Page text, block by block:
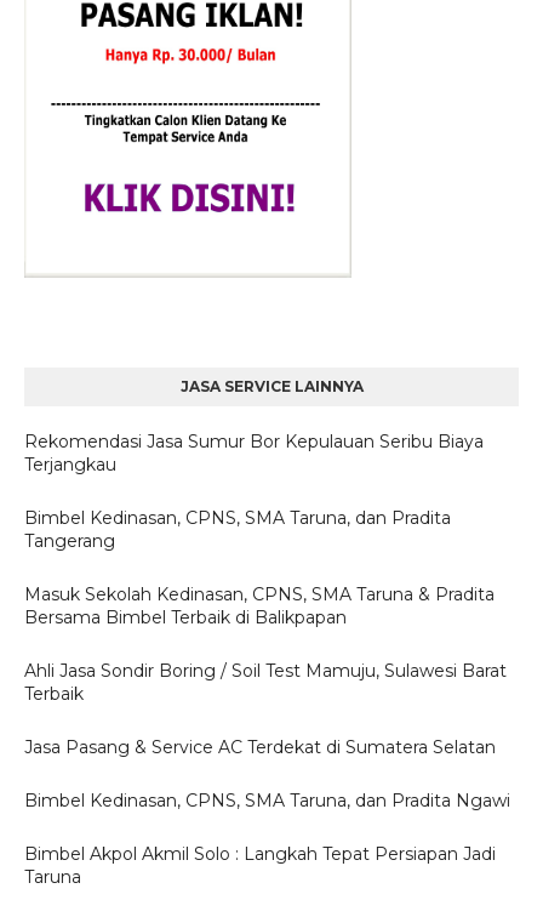
JASA SERVICE LAINNYA
Rekomendasi Jasa Sumur Bor Kepulauan Seribu Biaya
Terjangkau
Bimbel Kedinasan, CPNS, SMA Taruna, dan Pradita
Tangerang
Masuk Sekolah Kedinasan, CPNS, SMA Taruna & Pradita
Bersama Bimbel Terbaik di Balikpapan
Ahli Jasa Sondir Boring / Soil Test Mamuju, Sulawesi Barat
Terbaik
Jasa Pasang & Service AC Terdekat di Sumatera Selatan
Bimbel Kedinasan, CPNS, SMA Taruna, dan Pradita Ngawi
Bimbel Akpol Akmil Solo : Langkah Tepat Persiapan Jadi
Taruna